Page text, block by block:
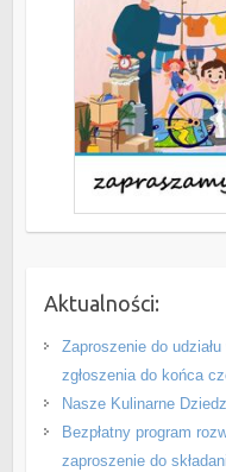
Aktualności:
Zaproszenie do
zgłoszenia do końca
Nasze Kulinarne
Bezpłatny program
zaproszenie do